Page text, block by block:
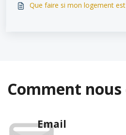
Que faire si mon logement